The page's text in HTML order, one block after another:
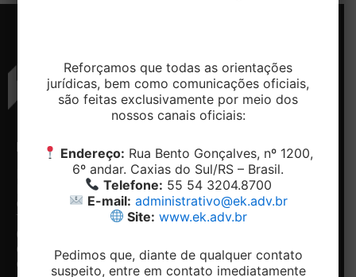
ENDEREÇO
Gonçalves,
1200, 5º e
6º andar -
Centro.
Caxias do
CONTATO
Telefone:
+ 55 54-
3204.8700
Email:
NAVEGAÇÃO
Home
Conheça
o
Escritório
diferenciais
Especialidades
REDES
SOCIAIS
Facebook
Linkedin
Reforçamos que todas as orientações
jurídicas, bem como comunicações oficiais,
são feitas exclusivamente por meio dos
nossos canais oficiais:
Endereço: Rua Bento Gonçalves, nº 1200,
6º andar. Caxias do Sul/RS – Brasil.
Telefone: 55 54 3204.8700
E-mail: administrativo@ek.adv.br
Site: www.ek.adv.br
Pedimos que, diante de qualquer contato
suspeito, entre em contato imediatamente